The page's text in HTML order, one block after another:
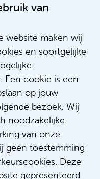
van
website maken wij
en soortgelijke
Een cookie is een
op jouw
bezoek. Wij
noodzakelijke
van onze
geen toestemming
Deze
gepresenteerd